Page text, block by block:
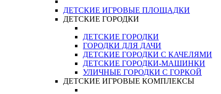
ДЕТСКИЕ ИГРОВЫЕ ПЛОЩАДКИ
ДЕТСКИЕ ГОРОДКИ
ДЕТСКИЕ ГОРОДКИ
ГОРОДКИ ДЛЯ ДАЧИ
ДЕТСКИЕ ГОРОДКИ С КАЧЕЛЯМИ
ДЕТСКИЕ ГОРОДКИ-МАШИНКИ
УЛИЧНЫЕ ГОРОДКИ С ГОРКОЙ
ДЕТСКИЕ ИГРОВЫЕ КОМПЛЕКСЫ